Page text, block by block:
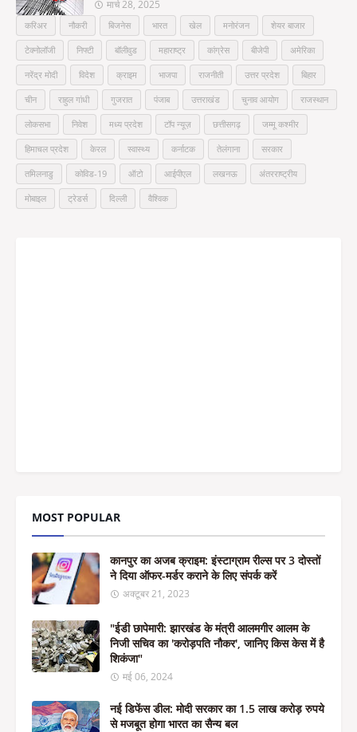
मार्च 28, 2025
करिअर नौकरी बिजनेस भारत खेल मनोरंजन शेयर बाजार
टेक्नोलॉजी निफ्टी बॉलीवुड महाराष्ट्र कांग्रेस बीजेपी अमेरिका
नरेंद्र मोदी विदेश क्राइम भाजपा राजनीती उत्तर प्रदेश बिहार
चीन राहुल गांधी गुजरात पंजाब उत्तराखंड चुनाव आयोग राजस्थान
लोकसभा निवेश मध्य प्रदेश टॉप न्यूज़ छत्तीसगढ़ जम्मू कश्मीर
हिमाचल प्रदेश केरल स्वास्थ्य कर्नाटक तेलंगाना सरकार
तमिलनाडु कोविड-19 ऑटो आईपीएल लखनऊ अंतरराष्ट्रीय
मोबाइल ट्रेडर्स दिल्ली वैश्विक
MOST POPULAR
कानपुर का अजब क्राइम: इंस्टाग्राम रील्स पर 3 दोस्तों
ने दिया ऑफर-मर्डर कराने के लिए संपर्क करें
अक्टूबर 21, 2023
"ईडी छापेमारी: झारखंड के मंत्री आलमगीर आलम के
निजी सचिव का 'करोड़पति नौकर', जानिए किस केस में है
शिकंजा"
मई 06, 2024
नई डिफेंस डील: मोदी सरकार का 1.5 लाख करोड़ रुपये
से मजबूत होगा भारत का सैन्य बल